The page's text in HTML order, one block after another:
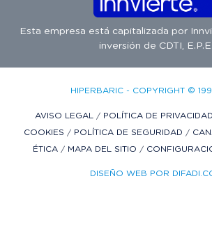
Esta empresa está capitalizada por
inversión de CDTI, E.P.E.
HIPERBARIC - COPYRIGHT ©
AVISO LEGAL / POLÍTICA DE PRIVACIDAD
COOKIES / POLÍTICA DE SEGURIDAD /
ÉTICA / MAPA DEL SITIO /
DISEÑO WEB POR